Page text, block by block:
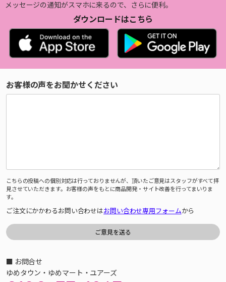
メッセージの通知がスマホに来るので、さらに便利。
ダウンロードはこちら
お客様の声をお聞かせください
こちらの投稿への個別対応は行っておりませんが、頂いたご意見はスタッフがすべて拝
見させていただきます。お客様の声をもとに商品開発・サイト改善を行ってまいりま
す。
ご注文にかかわるお問い合わせはお問い合わせ専用フォームから
■ お問合せ
ゆめタウン・ゆめマート・ユアーズ